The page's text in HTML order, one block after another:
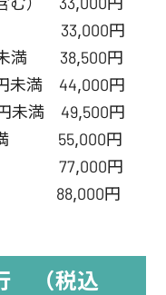
33,000円
未満 38,500円
未満 44,000円
未満 49,500円
満 55,000円
77,000円
満 88,000円
（税込